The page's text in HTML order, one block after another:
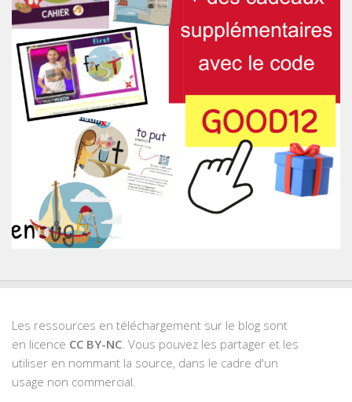
Les ressources en téléchargement sur le blog sont
en licence CC BY-NC. Vous pouvez les partager et les
utiliser en nommant la source, dans le cadre d'un
usage non commercial.